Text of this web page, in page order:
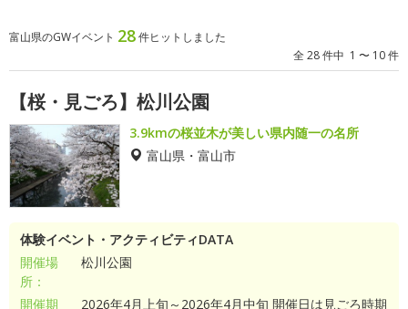
富山県のGWイベント 28件ヒットしました
全 28 件中 1 〜 10 件
【桜・見ごろ】松川公園
3.9kmの桜並木が美しい県内随一の名所
富山県・富山市
体験イベント・アクティビティDATA
開催場
所：
松川公園
開催期
2026年4月上旬～2026年4月中旬 開催日は見ごろ時期